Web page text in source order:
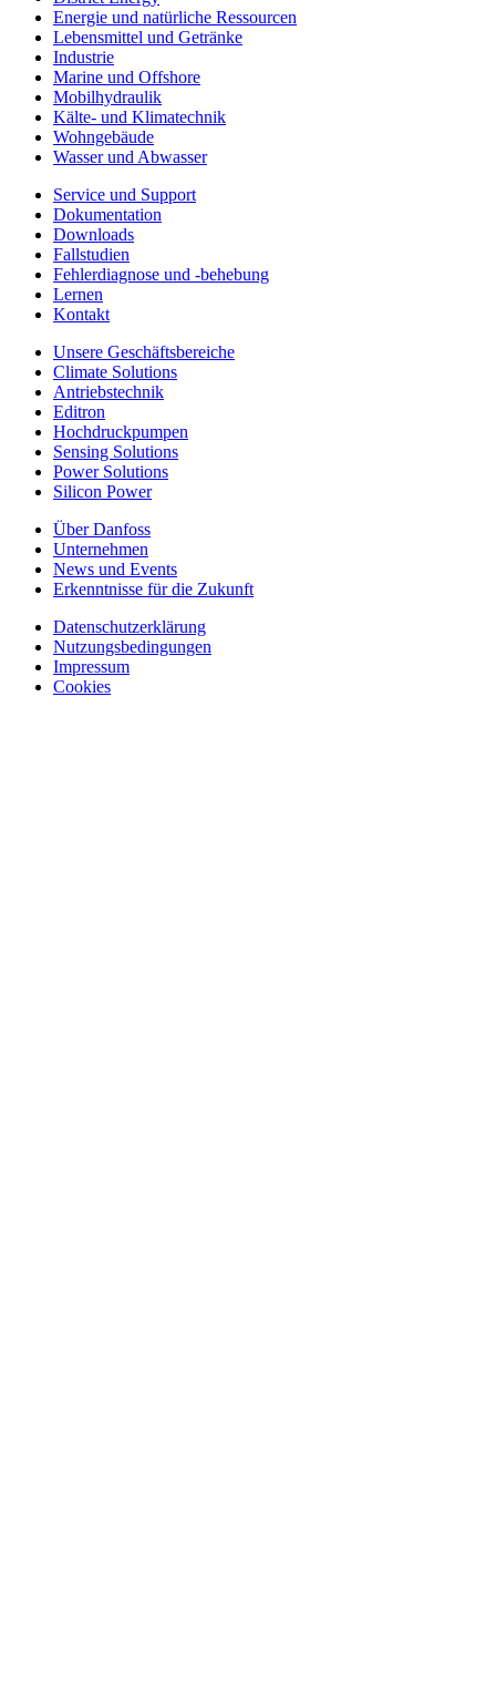
Energie und natürliche Ressourcen
Lebensmittel und Getränke
Industrie
Marine und Offshore
Mobilhydraulik
Kälte- und Klimatechnik
Wohngebäude
Wasser und Abwasser
Service und Support
Dokumentation
Downloads
Fallstudien
Fehlerdiagnose und -behebung
Lernen
Kontakt
Unsere Geschäftsbereiche
Climate Solutions
Antriebstechnik
Editron
Hochdruckpumpen
Sensing Solutions
Power Solutions
Silicon Power
Über Danfoss
Unternehmen
News und Events
Erkenntnisse für die Zukunft
Datenschutzerklärung
Nutzungsbedingungen
Impressum
Cookies